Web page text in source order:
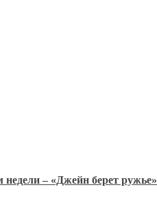
– «Джейн берет ружье»